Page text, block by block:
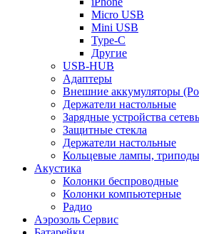
Micro USB
Mini USB
Type-C
Другие
USB-HUB
Адаптеры
Внешние аккумуляторы
Держатели настольные
Зарядные устройства
Защитные стекла
Держатели настольные
Кольцевые лампы, триподы
Акустика
Колонки беспроводные
Колонки компьютерные
Радио
Аэрозоль Сервис